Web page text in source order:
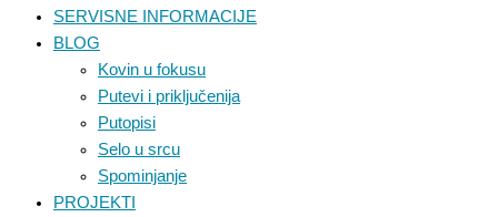
SERVISNE INFORMACIJE
BLOG
Kovin u fokusu
Putevi i priključenija
Putopisi
Selo u srcu
Spominjanje
PROJEKTI